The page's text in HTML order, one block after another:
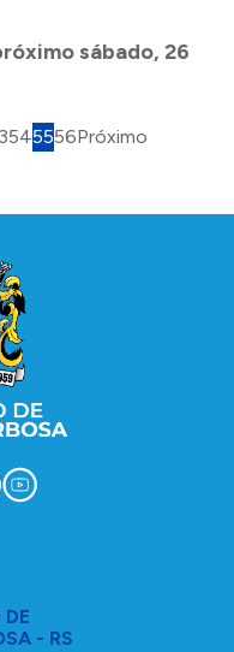
sábado, 26
545556Próximo
- RS